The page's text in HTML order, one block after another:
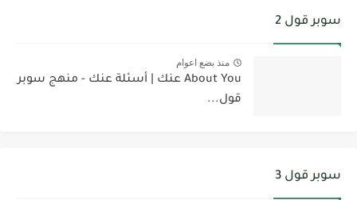
سوبر قول 2
منذ بضع اعوام
About You عنك | أسئلة عنك - منهج سوبر
قول...
سوبر قول 3